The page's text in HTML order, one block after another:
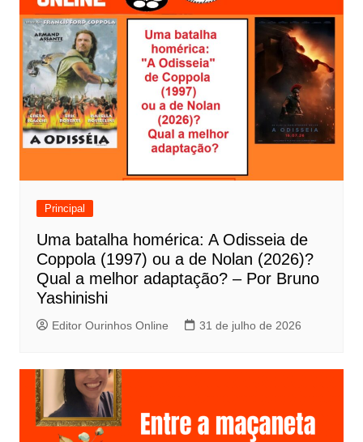
e
g
a
ç
ã
o
d
Principal
Uma batalha homérica: A Odisseia de
Coppola (1997) ou a de Nolan (2026)?
Qual a melhor adaptação? – Por Bruno
Yashinishi
Editor Ourinhos Online 31 de julho de 2026